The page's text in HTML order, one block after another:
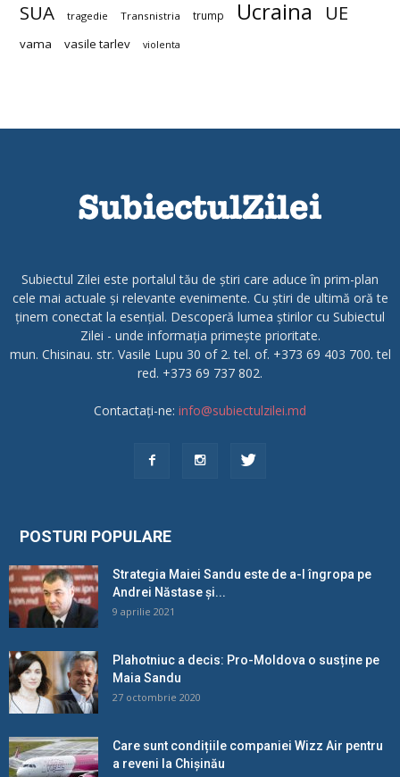
SUA tragedie Transnistria trump Ucraina UE
vama vasile tarlev violenta
Subiectul Zilei este portalul tău de știri care aduce în prim-plan
cele mai actuale și relevante evenimente. Cu știri de ultimă oră te
ținem conectat la esențial. Descoperă lumea știrilor cu Subiectul
Zilei - unde informația primește prioritate.
mun. Chisinau. str. Vasile Lupu 30 of 2. tel. of. +373 69 403 700. tel
red. +373 69 737 802.
Contactați-ne: info@subiectulzilei.md
POSTURI POPULARE
Strategia Maiei Sandu este de a-l îngropa pe
Andrei Năstase și...
9 aprilie 2021
Plahotniuc a decis: Pro-Moldova o susține pe
Maia Sandu
27 octombrie 2020
Care sunt condițiile companiei Wizz Air pentru
a reveni la Chișinău